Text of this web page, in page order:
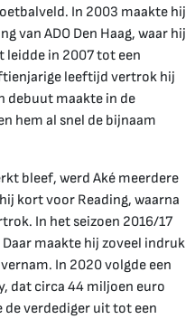
In 2003 maakte hij
van ADO Den Haag, waar hij
leidde in 2007 tot een
leeftijd vertrok hij
debuut maakte in de
hem al snel de bijnaam
bleef, werd Aké meerdere
kort voor Reading, waarna
In het seizoen 2016/17
maakte hij zoveel indruk
In 2020 volgde een
dat circa 44 miljoen euro
de verdediger uit tot een